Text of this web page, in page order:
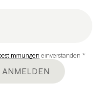
einverstanden *